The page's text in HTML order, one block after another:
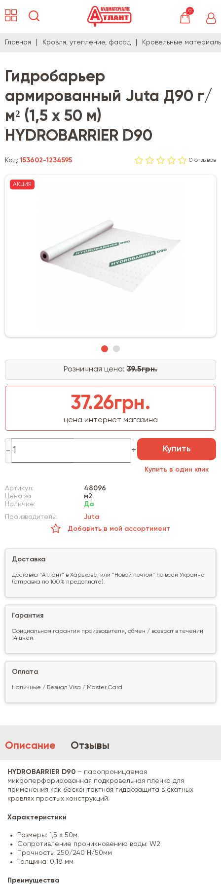
0
Главная Кровля, утепление, фасад Кровельные
Гидробарьер
армированный Juta Д90 г/
м² (1,5 х 50 м)
HYDROBARRIER D90
Код:153602-1234595 0 отзывов
АКЦИЯ
Розничная цена: 39.5грн.
37.26грн.
цена интернет магазина
Купить
Купить в один клик
Артикул:
48096
Цена за
м2
Наличие:
Да
Производитель:
Juta
Добавить в мой ассортимент
Доставка
Доставка "Атлант" в Харькове, или "Новой почтой" по всей Украине
(отправка по 100% предоплате).
Гарантия
Официальная гарантия производителя, обмен / возврат в течении
14 дней.
Оплата
Наличные / Безнал Visa / Master Card
Описание Отзывы
HYDROBARRIER D90 – паропроницаемая
микроперфорированная подкровельная пленка для
применения как бесконтактная гидрозащита в скатных
кровлях простых конструкций.
Характеристики
Размеры: 1,5 x 50м.
Сопротивление проникновению воды: W2
Прочность: 250/240 Н/50мм
Толщина: 0,18 мм
Преимущества